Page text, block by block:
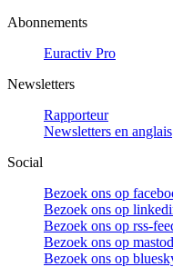
Abonnements
Euractiv Pro
Newsletters
Rapporteur
Newsletters en anglais
Social
Bezoek ons op
Bezoek ons op
Bezoek ons op rss-
Bezoek ons op
Bezoek ons op